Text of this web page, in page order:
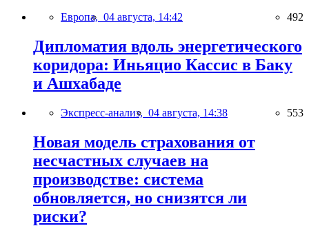
Европа, 04 августа, 14:42 492
Дипломатия вдоль энергетического
коридора: Иньяцио Кассис в Баку
и Ашхабаде
Экспресс-анализ, 04 августа, 14:38 553
Новая модель страхования от
несчастных случаев на
производстве: система
обновляется, но снизятся ли
риски?